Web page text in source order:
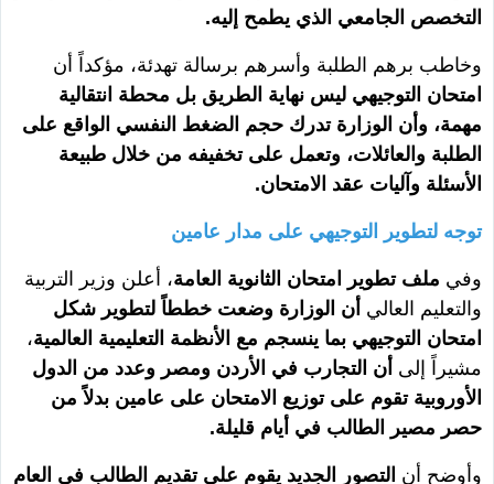
التخصص الجامعي الذي يطمح إليه.
وخاطب برهم الطلبة وأسرهم برسالة تهدئة، مؤكداً أن
امتحان التوجيهي ليس نهاية الطريق بل محطة انتقالية
مهمة، وأن الوزارة تدرك حجم الضغط النفسي الواقع على
الطلبة والعائلات، وتعمل على تخفيفه من خلال طبيعة
الأسئلة وآليات عقد الامتحان.
توجه لتطوير التوجيهي على مدار عامين
وفي ملف تطوير امتحان الثانوية العامة، أعلن وزير التربية
والتعليم العالي أن الوزارة وضعت خططاً لتطوير شكل
امتحان التوجيهي بما ينسجم مع الأنظمة التعليمية العالمية،
مشيراً إلى أن التجارب في الأردن ومصر وعدد من الدول
الأوروبية تقوم على توزيع الامتحان على عامين بدلاً من
حصر مصير الطالب في أيام قليلة.
وأوضح أن التصور الجديد يقوم على تقديم الطالب في العام